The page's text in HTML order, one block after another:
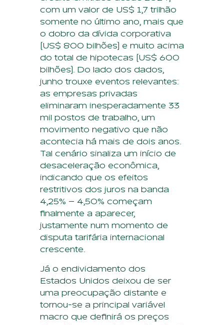
com um valor de US$ 1,7 trilhão
somente no último ano, mais que
o dobro da dívida corporativa
(US$ 800 bilhões) e muito acima
do total de hipotecas (US$ 600
bilhões). Do lado dos dados,
junho trouxe eventos relevantes:
as empresas privadas
eliminaram inesperadamente 33
mil postos de trabalho, um
movimento negativo que não
acontecia há mais de dois anos.
Tal cenário sinaliza um início de
desaceleração econômica,
indicando que os efeitos
restritivos dos juros na banda
4,25% – 4,50% começam
finalmente a aparecer,
justamente num momento de
disputa tarifária internacional
crescente.
Já o endividamento dos
Estados Unidos deixou de ser
uma preocupação distante e
tornou-se a principal variável
macro que definirá os preços